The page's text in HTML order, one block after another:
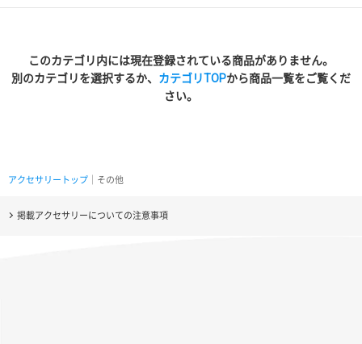
このカテゴリ内には現在登録されている商品がありません。
別のカテゴリを選択するか、 カテゴリTOPから商品一覧をご覧くだ
さい。
アクセサリートップ ｜その他
掲載アクセサリーについての注意事項